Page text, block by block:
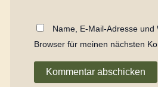
Name, E-Mail-Adresse und
Browser für meinen nächsten